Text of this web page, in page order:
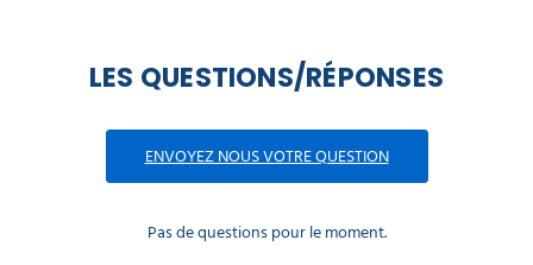
LES QUESTIONS/RÉPONSES
ENVOYEZ NOUS VOTRE QUESTION
Pas de questions pour le moment.